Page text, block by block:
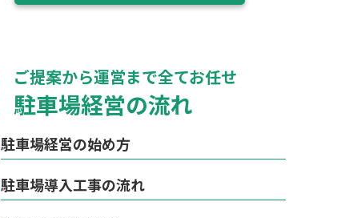
ご提案から運営まで全てお任せ
駐車場経営の流れ
駐車場経営の始め方
駐車場導入工事の流れ